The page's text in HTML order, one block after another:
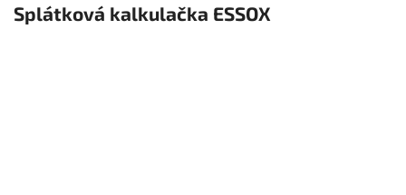
Splátková kalkulačka ESSOX